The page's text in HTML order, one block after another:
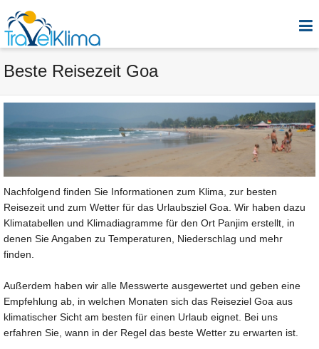
Beste Reisezeit Goa
Nachfolgend finden Sie Informationen zum Klima, zur besten
Reisezeit und zum Wetter für das Urlaubsziel Goa. Wir haben dazu
Klimatabellen und Klimadiagramme für den Ort Panjim erstellt, in
denen Sie Angaben zu Temperaturen, Niederschlag und mehr
finden.
Außerdem haben wir alle Messwerte ausgewertet und geben eine
Empfehlung ab, in welchen Monaten sich das Reiseziel Goa aus
klimatischer Sicht am besten für einen Urlaub eignet. Bei uns
erfahren Sie, wann in der Regel das beste Wetter zu erwarten ist.